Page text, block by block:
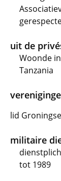
uit de
Woonde
Tanzania
lid
militaire
tot 1989